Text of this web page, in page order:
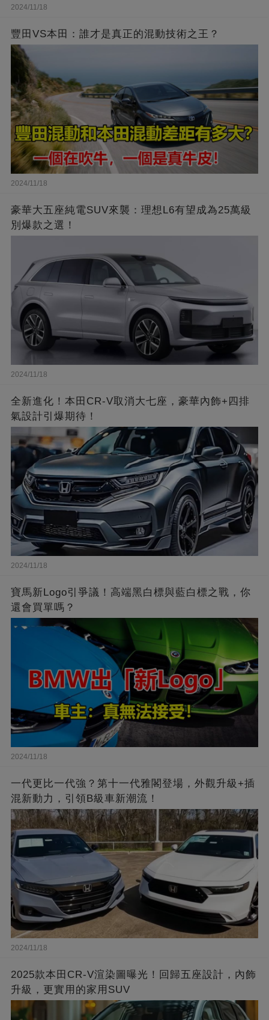
2024/11/18
豐田VS本田：誰才是真正的混動技術之王？
2024/11/18
豪華大五座純電SUV來襲：理想L6有望成為25萬級
別爆款之選！
2024/11/18
全新進化！本田CR-V取消大七座，豪華內飾+四排
氣設計引爆期待！
2024/11/18
寶馬新Logo引爭議！高端黑白標與藍白標之戰，你
還會買單嗎？
2024/11/18
一代更比一代強？第十一代雅閣登場，外觀升級+插
混新動力，引領B級車新潮流！
2024/11/18
2025款本田CR-V渲染圖曝光！回歸五座設計，內飾
升級，更實用的家用SUV